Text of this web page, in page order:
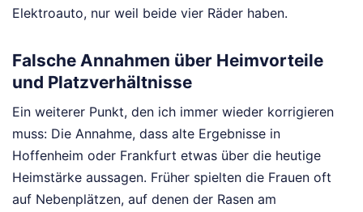
Elektroauto, nur weil beide vier Räder haben.
Falsche Annahmen über Heimvorteile
und Platzverhältnisse
Ein weiterer Punkt, den ich immer wieder korrigieren
muss: Die Annahme, dass alte Ergebnisse in
Hoffenheim oder Frankfurt etwas über die heutige
Heimstärke aussagen. Früher spielten die Frauen oft
auf Nebenplätzen, auf denen der Rasen am